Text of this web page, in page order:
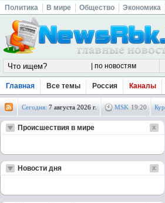
Политика В мире Общество Экономика
Главная Все темы Россия Каналы
Сегодня: 7 августа 2026 г. MSK 19:20
Происшествия в мире
Новости дня